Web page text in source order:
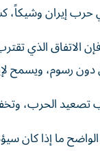
حرب إيران
رسوم، ويسمح
الحرب،
ما إذا كان